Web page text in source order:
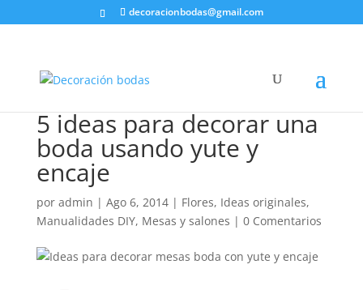
decoracionbodas@gmail.com
5 ideas para decorar una
boda usando yute y
encaje
por admin | Ago 6, 2014| Flores, Ideas originales,
Manualidades DIY, Mesas y salones | 0 Comentarios